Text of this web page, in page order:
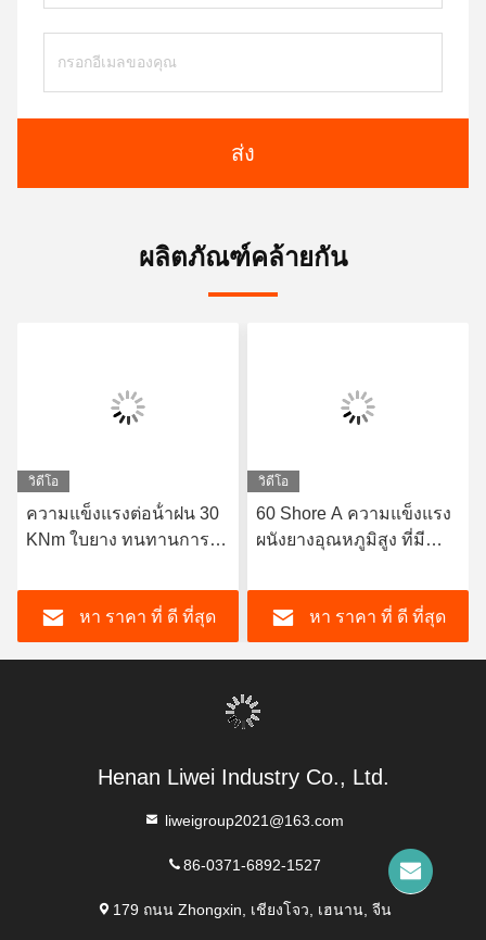
ส่ง
ผลิตภัณฑ์คล้ายกัน
วิดีโอ
ความแข็งแรงต่อน้ําฝน 30
KNm ใบยาง ทนทานการ
50mm X 06-2m X 1-20m
เหมาะสําหรับการใช้งาน
อุตสาหกรรมภาระหนัก
หา ราคา ที่ ดี ที่สุด
วิดีโอ
60 Shore A ความแข็งแรง
ผนังยางอุณหภูมิสูง ที่มี
มาะสําหรับการปิดความ
ร้อน
หา ราคา ที่ ดี ที่สุด
Henan Liwei Industry Co., Ltd.
liweigroup2021@163.com
86-0371-6892-1527
179 ถนน Zhongxin, เชียงโจว, เฮนาน, จีน